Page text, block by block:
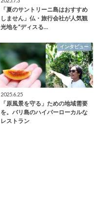
「夏のサントリーニ島はおすすめ
しません」仏・旅行会社が人気観
光地を“ディスる…
インタビュー
2025.6.25
「原風景を守る」ための地域需要
を。バリ島のハイパーローカルな
レストラン